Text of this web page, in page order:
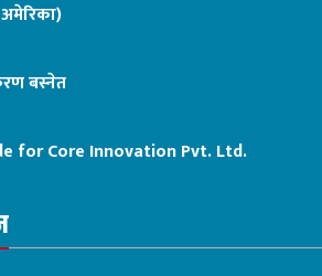
बस्नेत
for Core Innovation Pvt. Ltd.